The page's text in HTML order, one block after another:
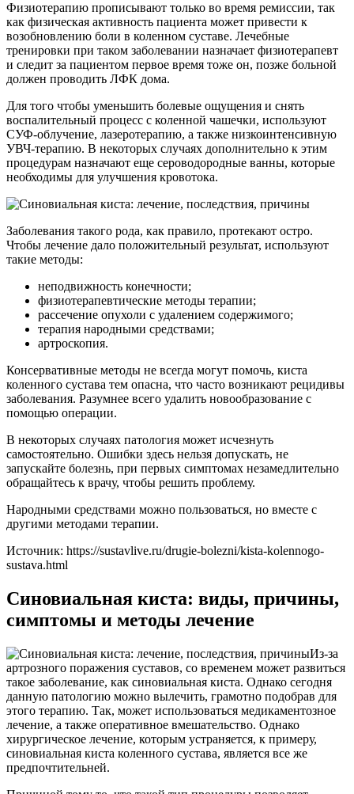
Физиотерапию прописывают только во время ремиссии, так
как физическая активность пациента может привести к
возобновлению боли в коленном суставе. Лечебные
тренировки при таком заболевании назначает физиотерапевт
и следит за пациентом первое время тоже он, позже больной
должен проводить ЛФК дома.
Для того чтобы уменьшить болевые ощущения и снять
воспалительный процесс с коленной чашечки, используют
СУФ-облучение, лазеротерапию, а также низкоинтенсивную
УВЧ-терапию. В некоторых случаях дополнительно к этим
процедурам назначают еще сероводородные ванны, которые
необходимы для улучшения кровотока.
Заболевания такого рода, как правило, протекают остро.
Чтобы лечение дало положительный результат, используют
такие методы:
неподвижность конечности;
физиотерапевтические методы терапии;
рассечение опухоли с удалением содержимого;
терапия народными средствами;
артроскопия.
Консервативные методы не всегда могут помочь, киста
коленного сустава тем опасна, что часто возникают рецидивы
заболевания. Разумнее всего удалить новообразование с
помощью операции.
В некоторых случаях патология может исчезнуть
самостоятельно. Ошибки здесь нельзя допускать, не
запускайте болезнь, при первых симптомах незамедлительно
обращайтесь к врачу, чтобы решить проблему.
Народными средствами можно пользоваться, но вместе с
другими методами терапии.
Источник: https://sustavlive.ru/drugie-bolezni/kista-kolennogo-
sustava.html
Синовиальная киста: виды, причины,
симптомы и методы лечение
Из-за
артрозного поражения суставов, со временем может развиться
такое заболевание, как синовиальная киста. Однако сегодня
данную патологию можно вылечить, грамотно подобрав для
этого терапию. Так, может использоваться медикаментозное
лечение, а также оперативное вмешательство. Однако
хирургическое лечение, которым устраняется, к примеру,
синовиальная киста коленного сустава, является все же
предпочтительней.